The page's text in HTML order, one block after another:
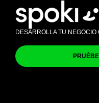
DESARROLLA TU